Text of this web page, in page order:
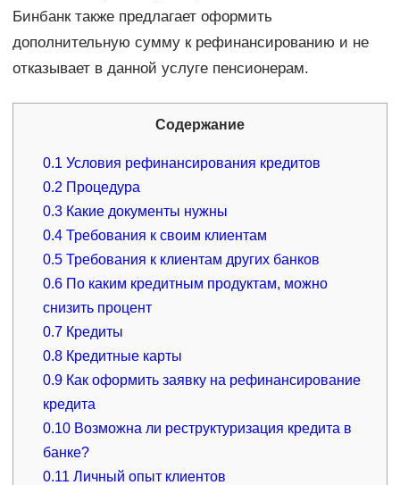
Бинбанк также предлагает оформить
дополнительную сумму к рефинансированию и не
отказывает в данной услуге пенсионерам.
Содержание
0.1 Условия рефинансирования кредитов
0.2 Процедура
0.3 Какие документы нужны
0.4 Требования к своим клиентам
0.5 Требования к клиентам других банков
0.6 По каким кредитным продуктам, можно
снизить процент
0.7 Кредиты
0.8 Кредитные карты
0.9 Как оформить заявку на рефинансирование
кредита
0.10 Возможна ли реструктуризация кредита в
банке?
0.11 Личный опыт клиентов